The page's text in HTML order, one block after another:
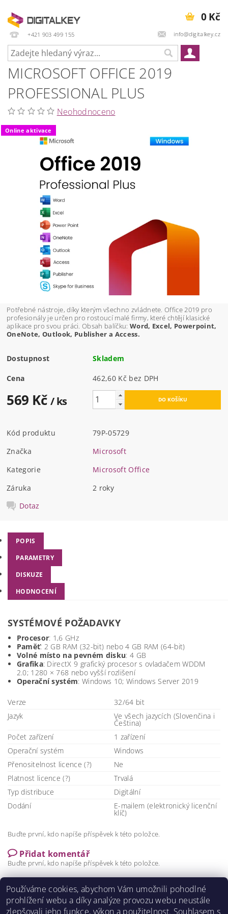
+421 903 499 155 info@digitalkey.cz
0 Kč
MICROSOFT OFFICE 2019
PROFESSIONAL PLUS
Neohodnoceno
Online aktivace
Potřebné nástroje, díky kterým všechno zvládnete. Office 2019 pro
profesionály je určen pro rostoucí malé firmy, které chtějí klasické
aplikace pro svou práci. Obsah balíčku: Word, Excel, Powerpoint,
OneNote, Outlook, Publisher a Access.
Dostupnost Skladem
Cena 462,60 Kč bez DPH
569 Kč / ks
Kód produktu
79P-05729
Značka
Microsoft
Kategorie
Microsoft Office
Záruka
2 roky
Dotaz
POPIS
PARAMETRY
DISKUZE
HODNOCENÍ
SYSTÉMOVÉ POŽADAVKY
Procesor: 1,6 GHz
Paměť: 2 GB RAM (32-bit) nebo 4 GB RAM (64-bit)
Volné místo na pevném disku: 4 GB
Grafika: DirectX 9 grafický procesor s ovladačem WDDM
2.0; 1280 × 768 nebo vyšší rozlišení
Operační systém: Windows 10; Windows Server 2019
Verze
32/64 bit
Jazyk
Ve všech jazycích (Slovenčina i
Čeština)
Počet zařízení
1 zařízení
Operační systém
Windows
Přenositelnost licence (?)
Ne
Platnost licence (?)
Trvalá
Typ distribuce
Digitální
Dodání
E-mailem (elektronický licenční
klíč)
Buďte první, kdo napíše příspěvek k této položce.
Přidat komentář
Buďte první, kdo napíše příspěvek k této položce.
Přidat hodnocení
Používáme cookies, abychom Vám umožnili pohodlné
prohlížení webu a díky analýze provozu webu neustále
zlepšovali jeho funkce, výkon a použitelnost. Souhlasem s